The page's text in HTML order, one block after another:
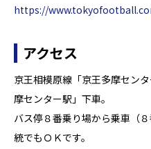
https://
アクセス
京王相模原線「京王多摩セン
摩センター駅」下車。
バス停８番乗り場から乗車（
統でもＯＫです。